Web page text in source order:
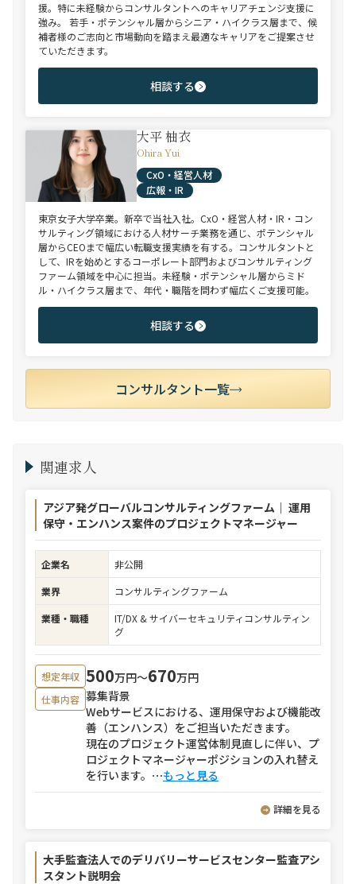
援。特に未経験からコンサルタントへのキャリアチェンジ支援に
強み。 若手・ポテンシャル層からシニア・ハイクラス層まで、候
補者様のご志向と市場動向を踏まえ最適なキャリアをご提案させ
ていただきます。
相談する
大平 柚衣
Ohira Yui
CxO・経営人材
広報・IR
東京女子大学卒業。新卒で当社入社。CxO・経営人材・IR・コン
サルティング領域における人材サーチ業務を通じ、ポテンシャル
層からCEOまで幅広い転職支援実績を有する。コンサルタントと
して、IRを始めとするコーポレート部門およびコンサルティング
ファーム領域を中心に担当。未経験・ポテンシャル層からミド
ル・ハイクラス層まで、年代・職階を問わず幅広くご支援可能。
相談する
コンサルタント一覧
関連求人
アジア発グローバルコンサルティングファーム｜ 運用
保守・エンハンス案件のプロジェクトマネージャー
企業名
非公開
業界
コンサルティングファーム
業種・職種
IT/DX & サイバーセキュリティコンサルティン
グ
想定年収 500万円〜670万円
仕事内容 募集背景
Webサービスにおける、運用保守および機能改
善（エンハンス）をご担当いただきます。
現在のプロジェクト運営体制見直しに伴い、プ
ロジェクトマネージャーポジションの入れ替え
を行います。 ⋯もっと見る
詳細を見る
大手監査法人でのデリバリーサービスセンター監査アシ
スタント説明会